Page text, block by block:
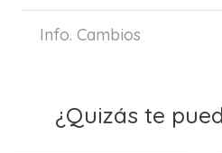
Info. Cambios
¿Quizás te